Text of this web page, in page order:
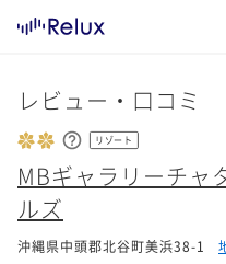
レビュー・口コミ
リゾート
MBギャラリーチャ
ルズ
沖縄県中頭郡北谷町美浜38-1